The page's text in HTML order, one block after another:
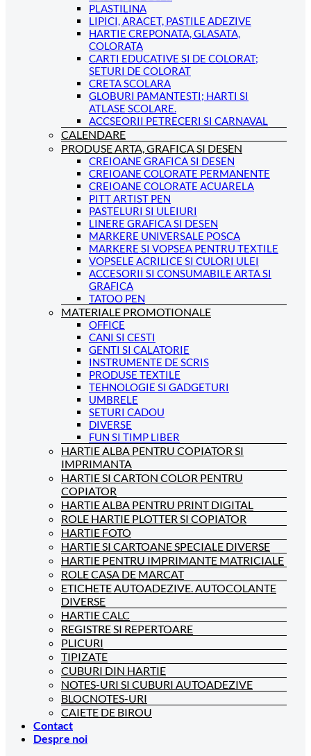
PLASTILINA
LIPICI, ARACET, PASTILE ADEZIVE
HARTIE CREPONATA, GLASATA,
COLORATA
CARTI EDUCATIVE SI DE COLORAT;
SETURI DE COLORAT
CRETA SCOLARA
GLOBURI PAMANTESTI; HARTI SI
ATLASE SCOLARE.
ACCSEORII PETRECERI SI CARNAVAL
CALENDARE
PRODUSE ARTA, GRAFICA SI DESEN
CREIOANE GRAFICA SI DESEN
CREIOANE COLORATE PERMANENTE
CREIOANE COLORATE ACUARELA
PITT ARTIST PEN
PASTELURI SI ULEIURI
LINERE GRAFICA SI DESEN
MARKERE UNIVERSALE POSCA
MARKERE SI VOPSEA PENTRU TEXTILE
VOPSELE ACRILICE SI CULORI ULEI
ACCESORII SI CONSUMABILE ARTA SI
GRAFICA
TATOO PEN
MATERIALE PROMOTIONALE
OFFICE
CANI SI CESTI
GENTI SI CALATORIE
INSTRUMENTE DE SCRIS
PRODUSE TEXTILE
TEHNOLOGIE SI GADGETURI
UMBRELE
SETURI CADOU
DIVERSE
FUN SI TIMP LIBER
HARTIE ALBA PENTRU COPIATOR SI
IMPRIMANTA
HARTIE SI CARTON COLOR PENTRU
COPIATOR
HARTIE ALBA PENTRU PRINT DIGITAL
ROLE HARTIE PLOTTER SI COPIATOR
HARTIE FOTO
HARTIE SI CARTOANE SPECIALE DIVERSE
HARTIE PENTRU IMPRIMANTE MATRICIALE
ROLE CASA DE MARCAT
ETICHETE AUTOADEZIVE. AUTOCOLANTE
DIVERSE
HARTIE CALC
REGISTRE SI REPERTOARE
PLICURI
TIPIZATE
CUBURI DIN HARTIE
NOTES-URI SI CUBURI AUTOADEZIVE
BLOCNOTES-URI
CAIETE DE BIROU
Contact
Despre noi